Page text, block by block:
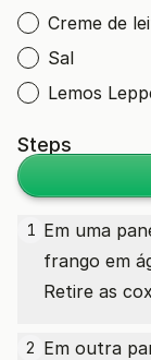
Creme de
Sal
Lemos
Steps
1 Em uma
frango em
Retire as
2 Em outra